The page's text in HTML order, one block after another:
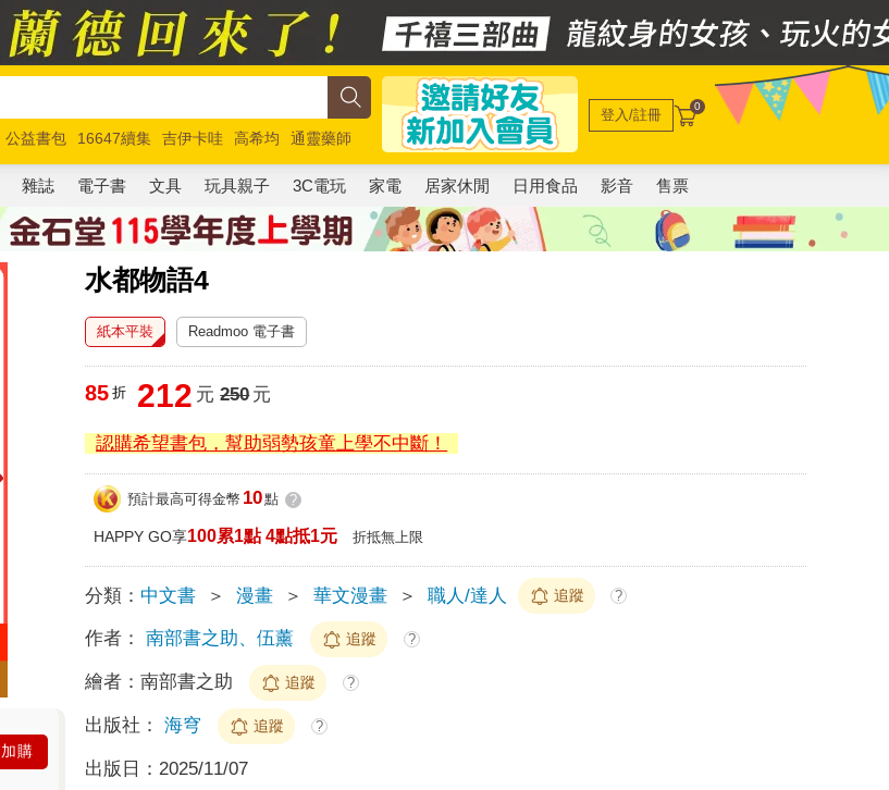
公益書包 16647續集 吉伊卡哇 高希均
通靈藥師
馬斯克 玩具總動員5 超慢跑
登入/註冊 0
雜誌 電子書 文具 玩具親子 3C電玩 家電 居家休閒 日用食品 影音 售票
水都物語4
加購
紙本平裝 Readmoo 電子書
85 折 212 元 250元
認購希望書包，幫助弱勢孩童上學不中斷！
預計最高可得金幣 10點 ?
HAPPY GO享100累1點 4點抵1元 折抵無上限
分類： 中文書 ＞ 漫畫 ＞ 華文漫畫 ＞ 職人/達人 追蹤 ?
作者： 南部書之助、伍薰 追蹤 ?
繪者：南部書之助 追蹤 ?
出版社： 海穹 追蹤 ?
出版日： 2025/11/07